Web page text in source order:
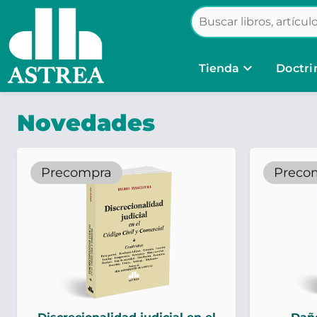
Tienda keyboard_arrow_down
Novedades
Precompra